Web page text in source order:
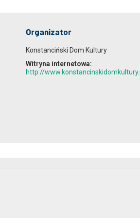
Organizator
Konstanciński Dom Kultury
Witryna internetowa:
http://